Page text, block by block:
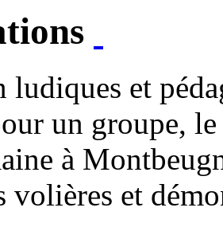
et
un groupe,
à
volières et